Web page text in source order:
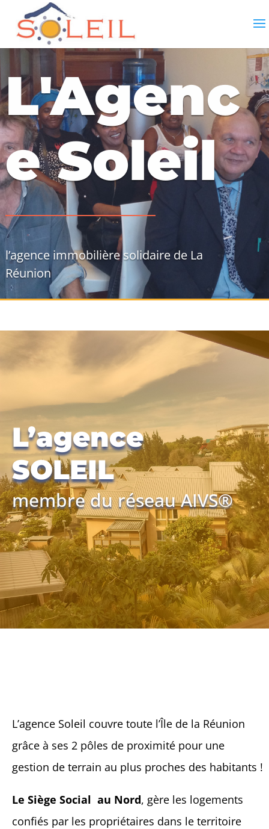
L'Agenc
e Soleil
l’agence immobilière solidaire de La
Réunion
L’agence
SOLEIL
membre du réseau AIVS®
L’agence Soleil couvre toute l’Île de la Réunion
grâce à ses 2 pôles de proximité pour une
gestion de terrain au plus proches des habitants !
Le Siège Social au Nord, gère les logements
confiés par les propriétaires dans le territoire